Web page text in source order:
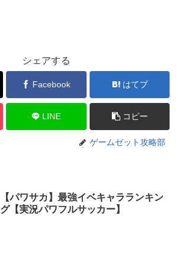
シェアする
Facebook はてブ
LINE コピー
ゲームゼット攻略部
【パワサカ】最強イベキャラランキン
グ【実況パワフルサッカー】